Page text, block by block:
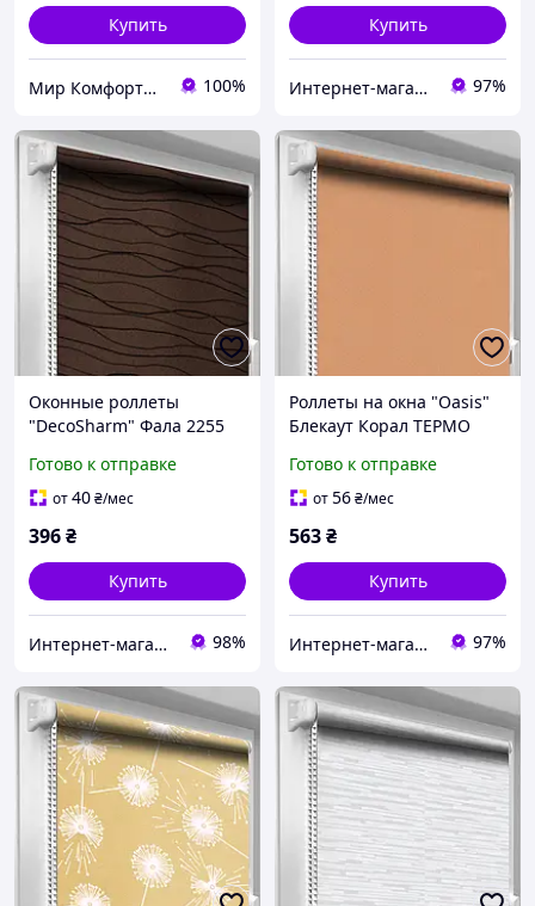
Купить
Мир Комфорта - Ворота, роллеты, автоматика для ворот, жалюзи 100%
Купить
Интернет-магазин «Марко» 97%
Оконные роллеты
"DecoSharm" Фала 2255
Готово к отправке
от40₴/мес
396₴
Купить
Интернет-магазин Уют 98%
Роллеты на окна "Oasis"
Блекаут Корал ТЕРМО
Готово к отправке
от56₴/мес
563₴
Купить
Интернет-магазин «Марко» 97%